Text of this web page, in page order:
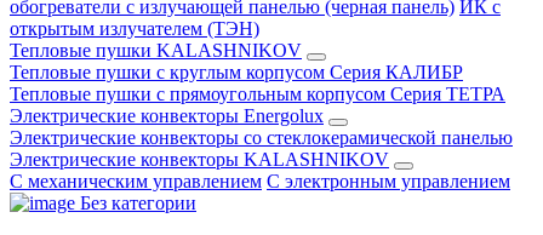
обогреватели с излучающей панелью (черная панель) ИК с
открытым излучателем (ТЭН)
Тепловые пушки KALASHNIKOV
Тепловые пушки с круглым корпусом Серия КАЛИБР
Тепловые пушки с прямоугольным корпусом Серия ТЕТРА
Электрические конвекторы Energolux
Электрические конвекторы со стеклокерамической панелью
Электрические конвекторы KALASHNIKOV
С механическим управлением С электронным управлением
Без категории